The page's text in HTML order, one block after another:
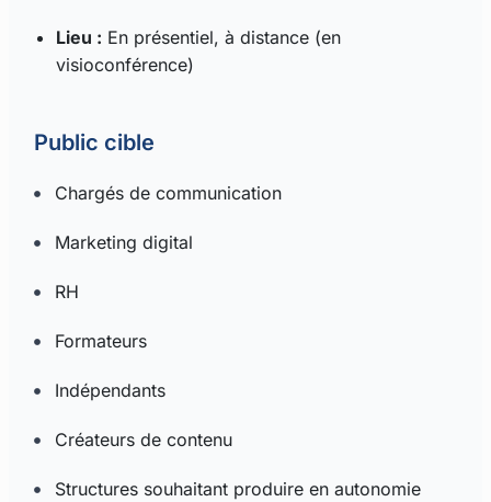
Lieu : En présentiel, à distance (en
visioconférence)
Public cible
Chargés de communication
Marketing digital
RH
Formateurs
Indépendants
Créateurs de contenu
Structures souhaitant produire en autonomie